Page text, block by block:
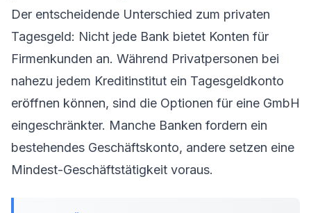
Der entscheidende Unterschied zum privaten
Tagesgeld: Nicht jede Bank bietet Konten für
Firmenkunden an. Während Privatpersonen bei
nahezu jedem Kreditinstitut ein Tagesgeldkonto
eröffnen können, sind die Optionen für eine GmbH
eingeschränkter. Manche Banken fordern ein
bestehendes Geschäftskonto, andere setzen eine
Mindest-Geschäftstätigkeit voraus.